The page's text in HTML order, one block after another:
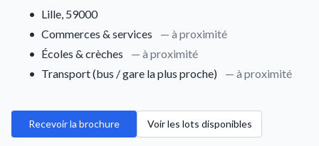
• Lille, 59000
• Commerces & services
— à proximité
• Écoles & crèches
— à proximité
• Transport (bus / gare la plus proche) — à proximité
Recevoir la brochure Voir les lots disponibles